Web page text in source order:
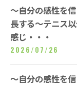
～自分の感性を
長する～テニス
感じ・・・
2026/07/26
～自分の感性を